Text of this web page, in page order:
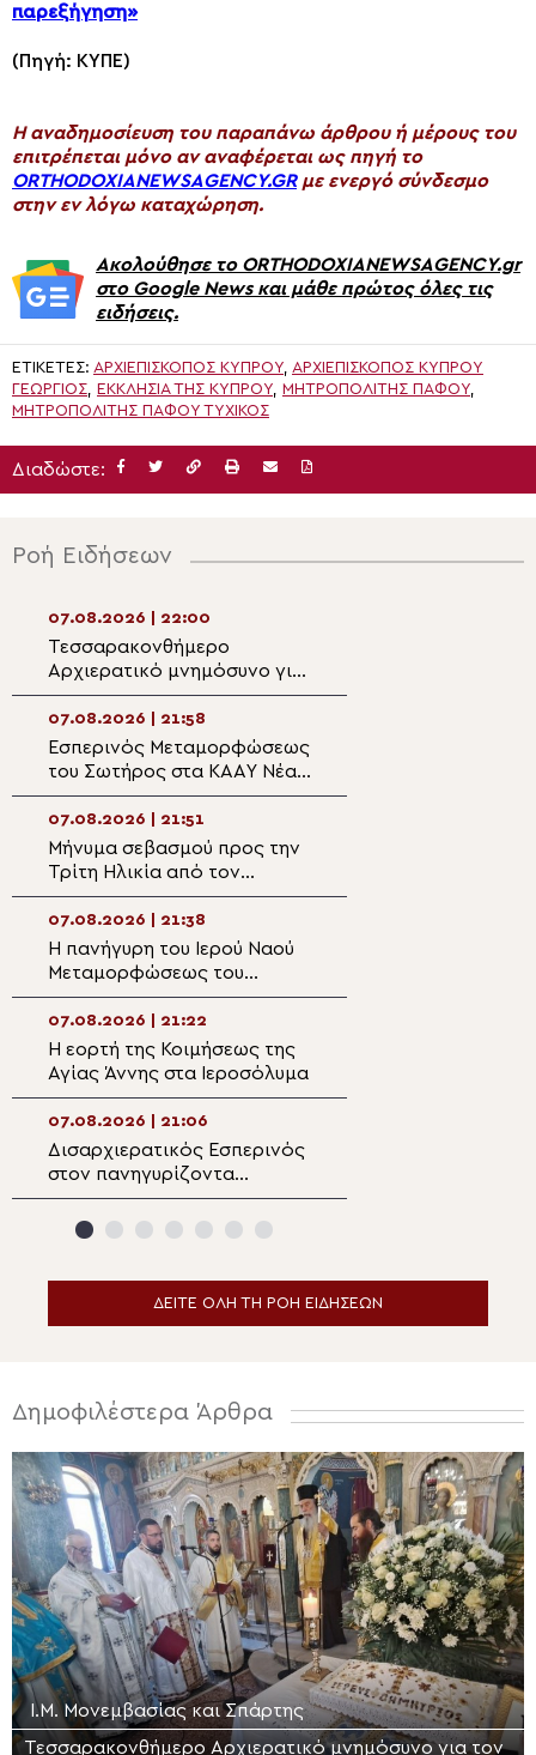
παρεξήγηση»
(Πηγή: ΚΥΠΕ)
H αναδημοσίευση του παραπάνω άρθρου ή μέρους του
επιτρέπεται μόνο αν αναφέρεται ως πηγή το
ORTHODOXIANEWSAGENCY.GRμε ενεργό σύνδεσμο
στην εν λόγω καταχώρηση.
Ακολούθησε το ORTHODOXIANEWSAGENCY.gr
στο Google News και μάθε πρώτος όλες τις
ειδήσεις.
ΕΤΙΚΈΤΕΣ: ΑΡΧΙΕΠΊΣΚΟΠΟΣ ΚΎΠΡΟΥ, ΑΡΧΙΕΠΙΣΚΟΠΟΣ ΚΥΠΡΟΥ
ΓΕΩΡΓΙΟΣ, ΕΚΚΛΗΣΊΑ ΤΗΣ ΚΎΠΡΟΥ, ΜΗΤΡΟΠΟΛΊΤΗΣ ΠΆΦΟΥ,
ΜΗΤΡΟΠΟΛΙΤΗΣ ΠΑΦΟΥ ΤΥΧΙΚΟΣ
Διαδώστε:
Ροή Ειδήσεων
07.08.2026 | 22:00
Τεσσαρακονθήμερο
Αρχιερατικό μνημόσυνο για
τον π. Δημήτριο Μαρτσούκο
στον Άγιο Ιωάννη Απιδέας
07.08.2026 | 21:58
Εσπερινός Μεταμορφώσεως
του Σωτήρος στα ΚΑΑΥ Νέας
Περάμου
07.08.2026 | 21:51
Μήνυμα σεβασμού προς την
Τρίτη Ηλικία από τον
Μητροπολίτη Σπάρτης στη
Ρειχέα
07.08.2026 | 21:38
Η πανήγυρη του Ιερού Ναού
Μεταμορφώσεως του
Σωτήρος στη Λέρο
07.08.2026 | 21:22
Η εορτή της Κοιμήσεως της
Αγίας Άννης στα Ιεροσόλυμα
07.08.2026 | 21:06
Δισαρχιερατικός Εσπερινός
στον πανηγυρίζοντα
Μητροπολιτικό Ναό της
Μεταμορφώσεως του
ΔΕΙΤΕ ΟΛΗ ΤΗ ΡΟΗ ΕΙΔΗΣΕΩΝ
Δημοφιλέστερα Άρθρα
Ι.Μ. Μονεμβασίας και Σπάρτης
Τεσσαρακονθήμερο Αρχιερατικό μνημόσυνο για τον